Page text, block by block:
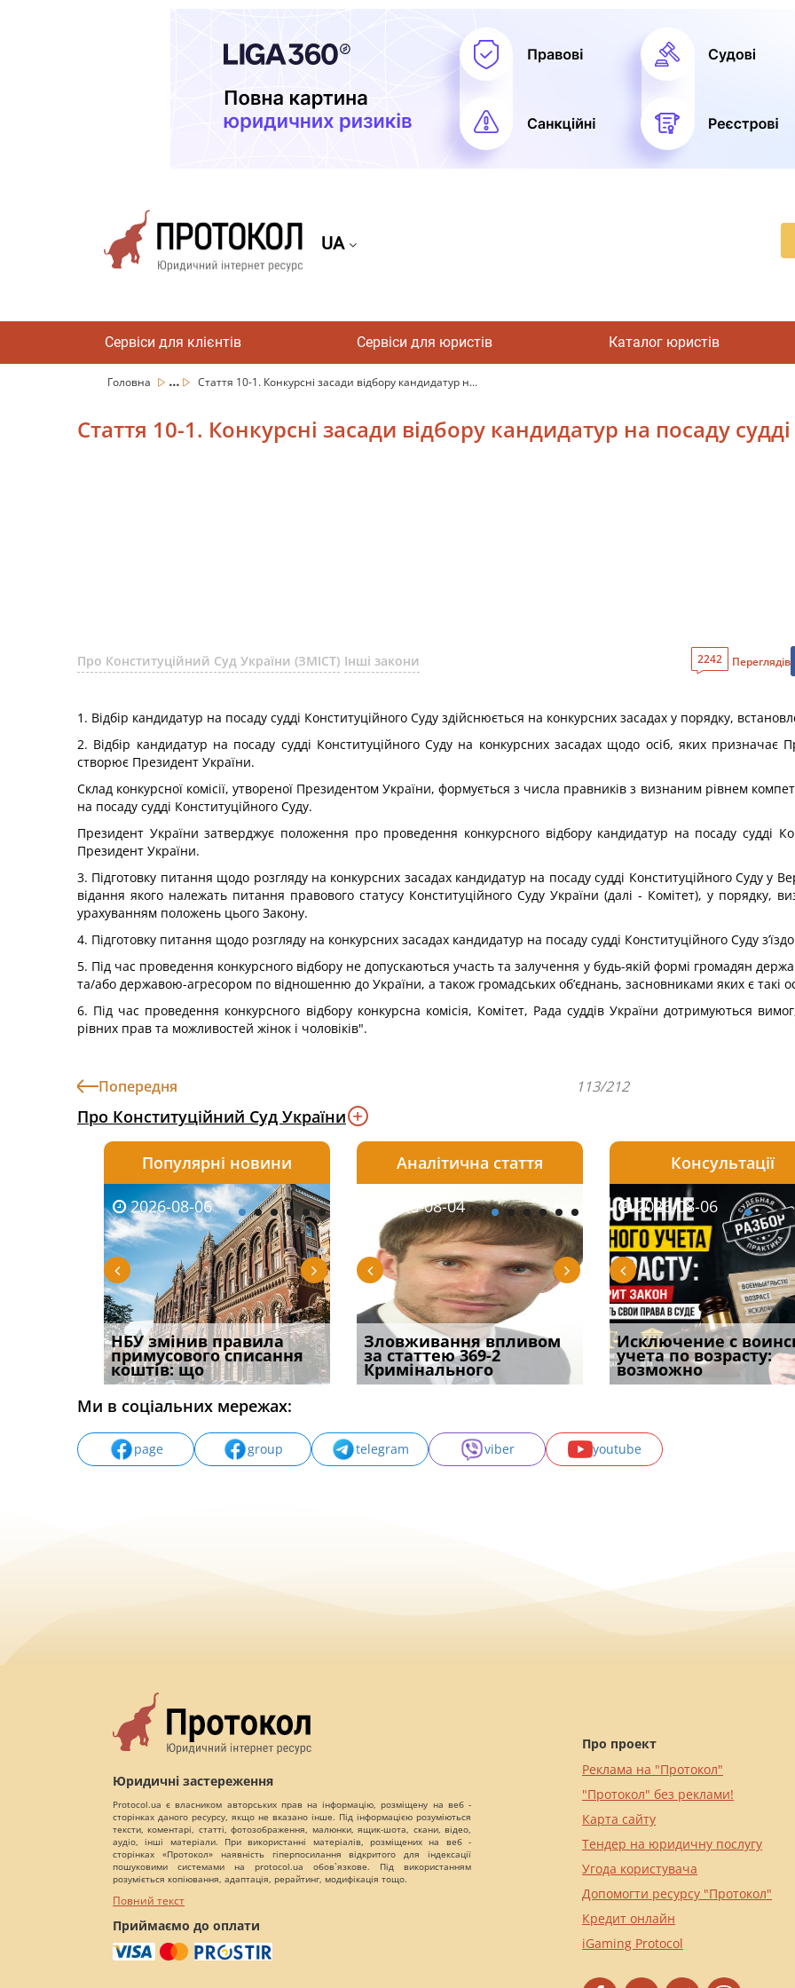
UA
Сервіси для клієнтів Сервіси для юристів Каталог юристів
Головна ... Стаття 10-1. Конкурсні засади відбору кандидатур н...
Стаття 10-1. Конкурсні засади відбору кандидатур на посаду
Про Конституційний Суд України (ЗМІСТ) Інші закони 2242 Переглядів
1. Відбір кандидатур на посаду судді Конституційного Суду здійснюється на конкурсних засадах у порядку,
2. Відбір кандидатур на посаду судді Конституційного Суду на конкурсних засадах щодо осіб, яких призначає
створює Президент України.
Склад конкурсної комісії, утвореної Президентом України, формується з числа правників з визнаним рівнем
на посаду судді Конституційного Суду.
Президент України затверджує положення про проведення конкурсного відбору кандидатур на посаду судді
Президент України.
3. Підготовку питання щодо розгляду на конкурсних засадах кандидатур на посаду судді Конституційного Суду у
відання якого належать питання правового статусу Конституційного Суду України (далі - Комітет), у порядку,
урахуванням положень цього Закону.
4. Підготовку питання щодо розгляду на конкурсних засадах кандидатур на посаду судді Конституційного Суду
5. Під час проведення конкурсного відбору не допускаються участь та залучення у будь-якій формі громадян
та/або державою-агресором по відношенню до України, а також громадських об’єднань, засновниками яких є такі
6. Під час проведення конкурсного відбору конкурсна комісія, Комітет, Рада суддів України дотримуються
рівних прав та можливостей жінок і чоловіків".
Попередня 113/212
Про Конституційний Суд України
Популярні новини
2026-08-06
НБУ змінив правила
примусового списання
коштів: що
2026-08-06
Якщо суд встановив для
відшкодування шкоди
наявніс
2026-08-06
Документи, на яких не
проставляється
апостиль: пер
Аналітична стаття
2026-08-03
Водії можуть отримати
компенсацію за
незаконні дії
2026-08-04
Зловживання впливом
за статтею 369-2
Кримінального
2026-08-04
Переоформлення
відстрочки за іншою
підставою: нов
Консультації
2026-08-05
Особливості захисту у
кримінальному
провадженні: я
2026-08-06
Исключение с
учета по возрасту:
возможно
2026-07-30
Восьмий ААС
підтвердив, що
може скас
Ми в соціальних мережах:
page group telegram viber youtube
Юридичні застереження
Protocol.ua є власником авторських прав на інформацію, розміщену на веб -
сторінках даного ресурсу, якщо не вказано інше. Під інформацією розуміються
тексти, коментарі, статті, фотозображення, малюнки, ящик-шота, скани, відео,
аудіо, інші матеріали. При використанні матеріалів, розміщених на веб -
сторінках «Протокол» наявність гіперпосилання відкритого для індексації
пошуковими системами на protocol.ua обов`язкове. Під використанням
розуміється копіювання, адаптація, рерайтинг, модифікація тощо.
Повний текст
Приймаємо до оплати
Про проект
Реклама на "Протокол"
"Протокол" без реклами!
Карта сайту
Тендер на юридичну послугу
Угода користувача
Допомогти ресурсу "Протокол"
Кредит онлайн
iGaming Protocol